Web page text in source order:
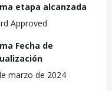
etapa alcanzada
Approved
Fecha de
marzo de 2024